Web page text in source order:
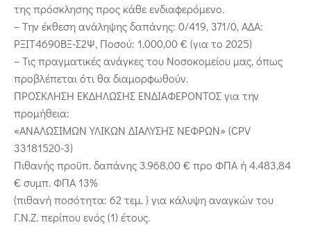
της πρόσκλησης προς κάθε ενδιαφερόμενο.
– Την έκθεση ανάληψης δαπάνης: 0/419, 371/0, ΑΔΑ:
ΡΞΙΤ4690ΒΞ-Σ2Ψ, Ποσού: 1.000,00 € (για το 2025)
– Τις πραγματικές ανάγκες του Νοσοκομείου μας, όπως
προβλέπεται ότι θα διαμορφωθούν.
ΠΡΟΣΚΛΗΣΗ ΕΚΔΗΛΩΣΗΣ ΕΝΔΙΑΦΕΡΟΝΤΟΣ για την
προμήθεια:
«ΑΝΑΛΩΣΙΜΩΝ ΥΛΙΚΩΝ ΔΙΑΛΥΣΗΣ ΝΕΦΡΩΝ» (CPV
33181520-3)
Πιθανής προϋπ. δαπάνης 3.968,00 € προ ΦΠΑ ή 4.483,84
€ συμπ. ΦΠΑ 13%
{πιθανή ποσότητα: 62 τεμ. } για κάλυψη αναγκών του
Γ.Ν.Ζ. περίπου ενός (1) έτους.